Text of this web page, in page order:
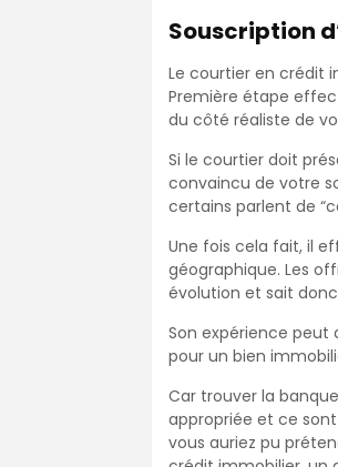
Souscription
Le courtier en crédit
Première étape
du côté réaliste de
Si le courtier doit
convaincu de votre
certains parlent de
Une fois cela fait, il
géographique. Les
évolution et sait
Son expérience
pour un bien
Car trouver la
appropriée et ce sont
vous auriez pu